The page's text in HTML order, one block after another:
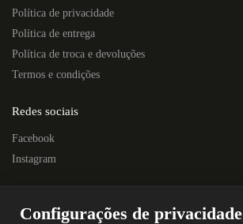
Política de privacidade
Política de entrega
Política de troca e devoluções
Termos e condições
Redes sociais
Facebook
Instagram
Configurações de privacidade